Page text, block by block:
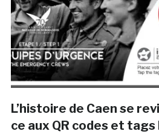
L’histoire de Caen se
ce aux QR codes et tags